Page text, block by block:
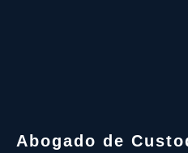
Abogado de